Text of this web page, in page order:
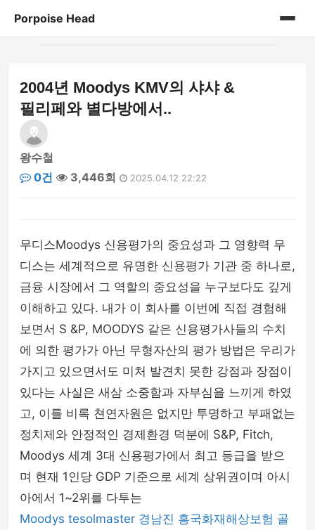
Porpoise Head
게시판
2004년 Moodys KMV의 샤샤 &
필리페와 별다방에서..
왕수철
0건
3,446회 2025.04.12 22:22
무디스Moodys 신용평가의 중요성과 그 영향력 무
디스는 세계적으로 유명한 신용평가 기관 중 하나로,
금융 시장에서 그 역할의 중요성을 누구보다도 깊게
이해하고 있다. 내가 이 회사를 이번에 직접 경험해
보면서 S &P, MOODYS 같은 신용평가사들의 수치
에 의한 평가가 아닌 무형자산의 평가 방법은 우리가
가지고 있으면서도 미처 발견치 못한 강점과 장점이
있다는 사실은 새삼 소중함과 자부심을 느끼게 하였
고, 이를 비록 쳔연자원은 없지만 투명하고 부패없는
정치제와 안정적인 경제환경 덕분에 S&P, Fitch,
Moodys 세계 3대 신용평가에서 최고 등급을 받으
며 현재 1인당 GDP 기준으로 세계 상위권이며 아시
아에서 1~2위를 다투는
Moodys tesolmaster 경남진 흥국화재해상보험 골